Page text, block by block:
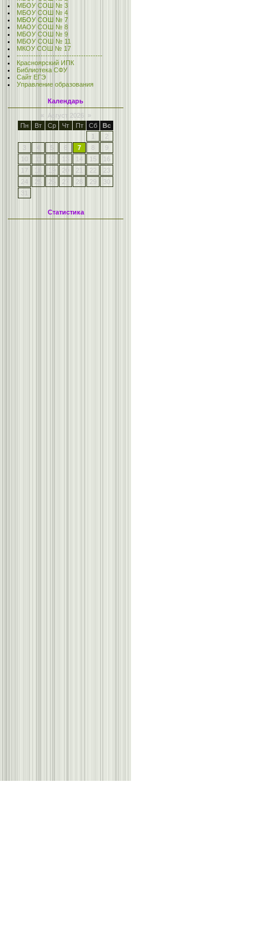
МБОУ СОШ № 3
МБОУ СОШ № 4
МБОУ СОШ № 7
МАОУ СОШ № 8
МБОУ СОШ № 9
МБОУ СОШ № 11
МКОУ СОШ № 17
------------------------------------
Красноярский ИПК
Библиотека СФУ
Сайт ЕГЭ
Управление образования
Календарь
«
Август 2026
»
Пн
Вт Ср Чт Пт Сб
Вс
1
2
3
4 5 6 7 8
9
10
11 12 13 14 15
16
17
18 19 20 21 22
23
24
25 26 27 28 29
30
31
Статистика